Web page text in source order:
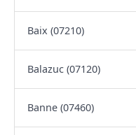
Baix (07210)
Balazuc (07120)
Banne (07460)